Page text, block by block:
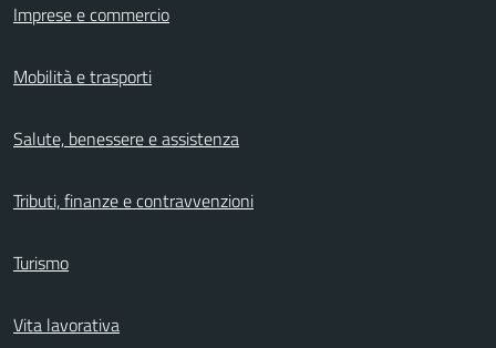
Imprese e commercio
Mobilità e trasporti
Salute, benessere e assistenza
Tributi, finanze e contravvenzioni
Turismo
Vita lavorativa